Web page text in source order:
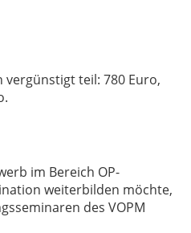
vergünstigt teil: 780 Euro,
im Bereich OP-
weiterbilden möchte,
des VOPM